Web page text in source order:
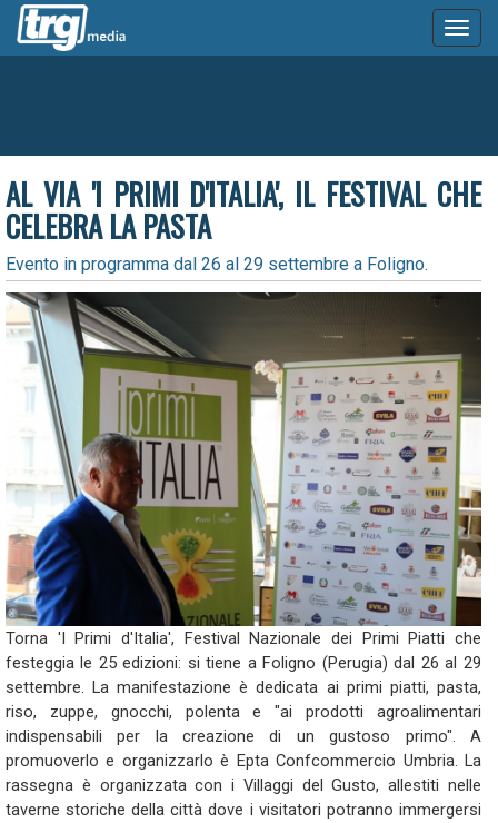
AL VIA 'I PRIMI D'ITALIA', IL FESTIVAL CHE
CELEBRA LA PASTA
Evento in programma dal 26 al 29 settembre a Foligno.
Torna 'I Primi d'Italia', Festival Nazionale dei Primi Piatti che
festeggia le 25 edizioni: si tiene a Foligno (Perugia) dal 26 al 29
settembre. La manifestazione è dedicata ai primi piatti, pasta,
riso, zuppe, gnocchi, polenta e "ai prodotti agroalimentari
indispensabili per la creazione di un gustoso primo". A
promuoverlo e organizzarlo è Epta Confcommercio Umbria. La
rassegna è organizzata con i Villaggi del Gusto, allestiti nelle
taverne storiche della città dove i visitatori potranno immergersi